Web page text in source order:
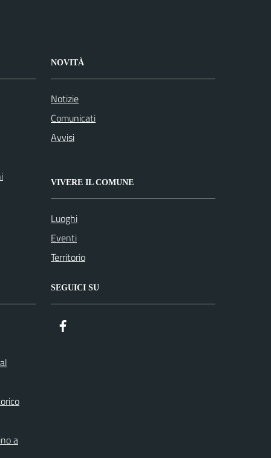
NOVITÀ
Notizie
Comunicati
Avvisi
VIVERE IL COMUNE
Luoghi
Eventi
Territorio
a
SEGUICI SU